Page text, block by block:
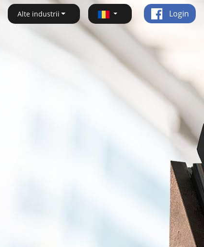
Alte industrii Login